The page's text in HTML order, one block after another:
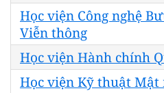
Học viện Công nghệ
Viễn thông
Học viện Hành chính
Học viện Kỹ thuật Mật